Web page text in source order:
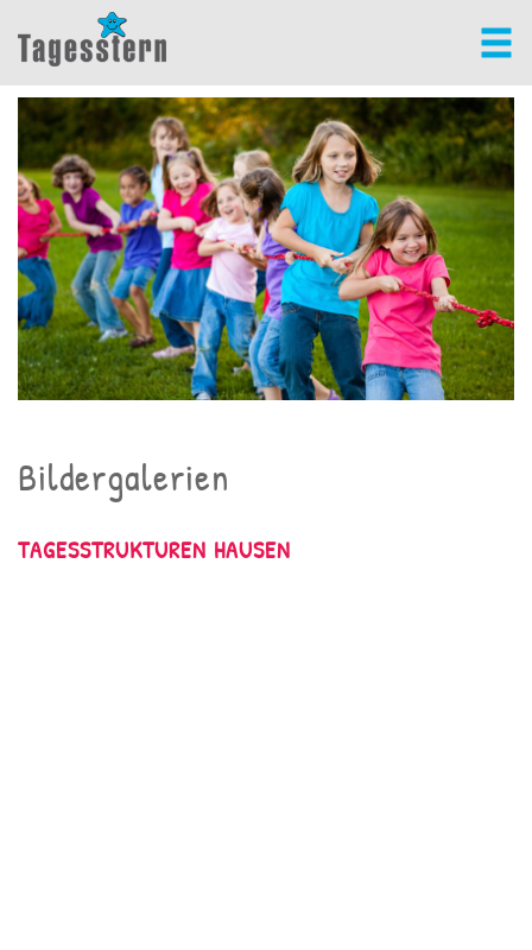
Bildergalerien
TAGESSTRUKTUREN HAUSEN